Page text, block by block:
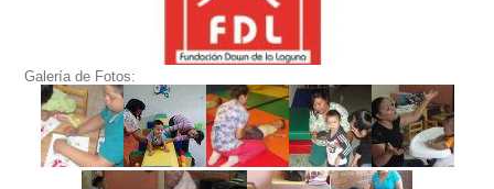
Galería de Fotos: